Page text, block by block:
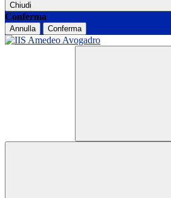
Chiudi
Conferma
Annulla Conferma